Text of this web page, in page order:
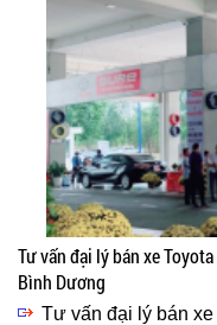
Tư vấn đại lý bán xe
Bình Dương
Tư vấn đại lý bán